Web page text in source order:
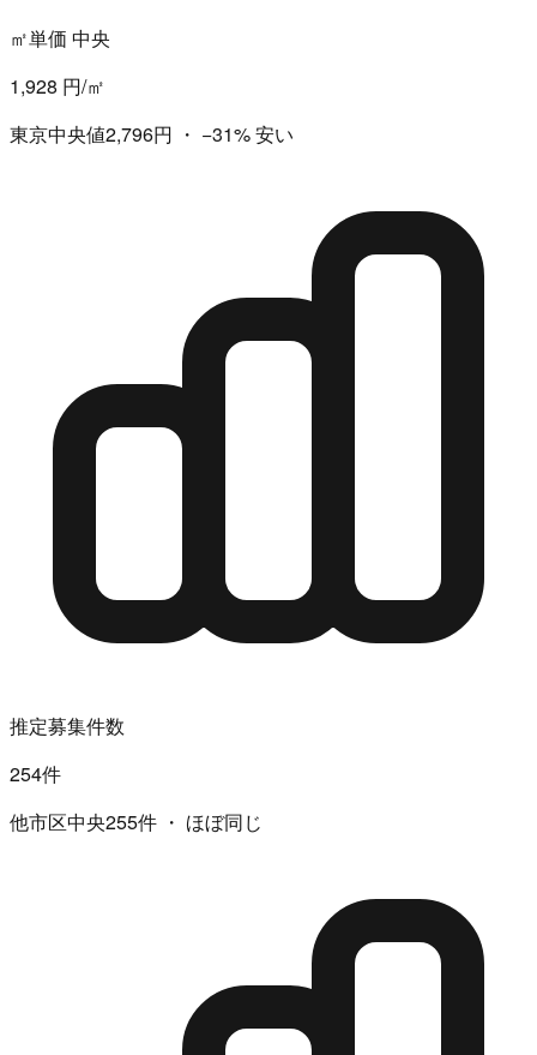
㎡単価 中央
1,928 円/㎡
東京中央値2,796円 ・ −31%安い
推定募集件数
254件
他市区中央255件 ・ ほぼ同じ